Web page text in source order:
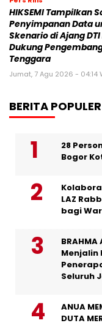
HIKSEMI Tampilkan
Penyimpanan Data
Skenario di Ajang
Dukung
Tenggara
Jumat, 7 Agu 2026 - 04:14
BERITA POPULER
28
Bogor
LAZ
bagi
Menjalin
Seluruh
ANUA
DUTA